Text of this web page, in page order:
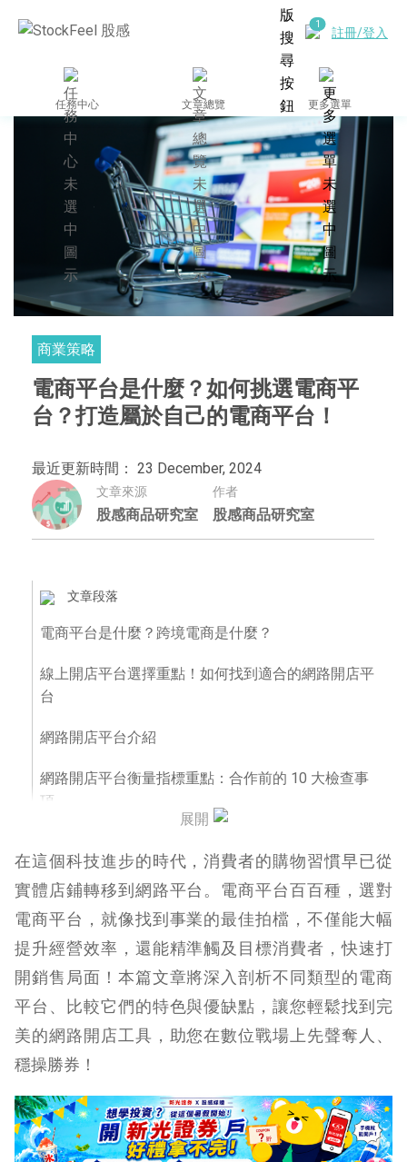
註冊/登入
任務中心 文章總覽 更多選單
商業策略
電商平台是什麼？如何挑選電商平
台？打造屬於自己的電商平台！
最近更新時間： 23 December, 2024
文章來源
股感商品研究室
作者
股感商品研究室
文章段落
電商平台是什麼？跨境電商是什麼？
線上開店平台選擇重點！如何找到適合的網路開店平
台
網路開店平台介紹
網路開店平台衡量指標重點：合作前的 10 大檢查事
項
展開
在這個科技進步的時代，消費者的購物習慣早已從
實體店鋪轉移到網路平台。電商平台百百種，選對
電商平台，就像找到事業的最佳拍檔，不僅能大幅
提升經營效率，還能精準觸及目標消費者，快速打
開銷售局面！本篇文章將深入剖析不同類型的電商
平台、比較它們的特色與優缺點，讓您輕鬆找到完
美的網路開店工具，助您在數位戰場上先聲奪人、
穩操勝券！